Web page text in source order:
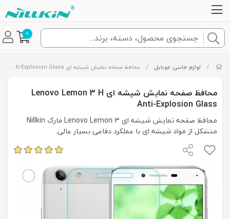
0
/ لوازم جانبی موبایل / محافظ صفحه نمایش شیشه ای Lenovo Lemon 3 H Anti-Explosion Glass
محافظ صفحه نمایش شیشه ای Lenovo Lemon 3 H
Anti-Explosion Glass
محافظ صفحه نمایش شیشه ای Lenovo Lemon 3 مارک Nillkin
متشکل از مواد شیشه ای با عملکرد دفاعی بسیار عالی.